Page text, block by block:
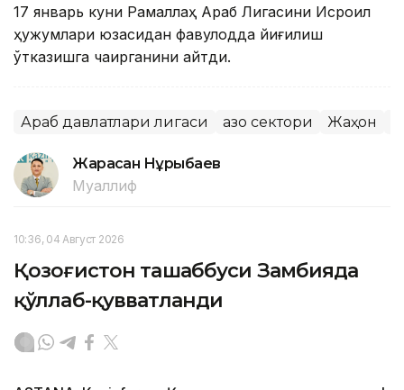
17 январь куни Рамаллаҳ Араб Лигасини Исроил
ҳужумлари юзасидан фавқулодда йиғилиш
ўтказишга чақирганини айтди.
Араб давлатлари лигаси Ғазо сектори Жаҳон
Жарасқан Нұрыбаев
Муаллиф
10:36, 04 Август 2026
Қозоғистон ташаббуси Замбияда
қўллаб-қувватланди